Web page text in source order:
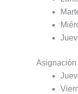
Asignación